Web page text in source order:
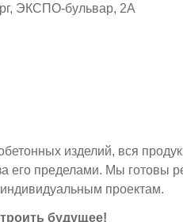
ЭКСПО-бульвар, 2А
изделий, вся
его пределами. Мы готовы
проектам.
будущее!